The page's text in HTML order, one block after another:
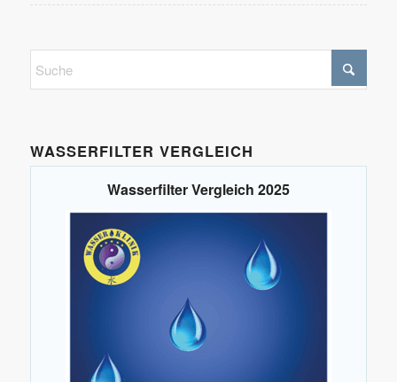
WASSERFILTER VERGLEICH
Wasserfilter Vergleich 2025